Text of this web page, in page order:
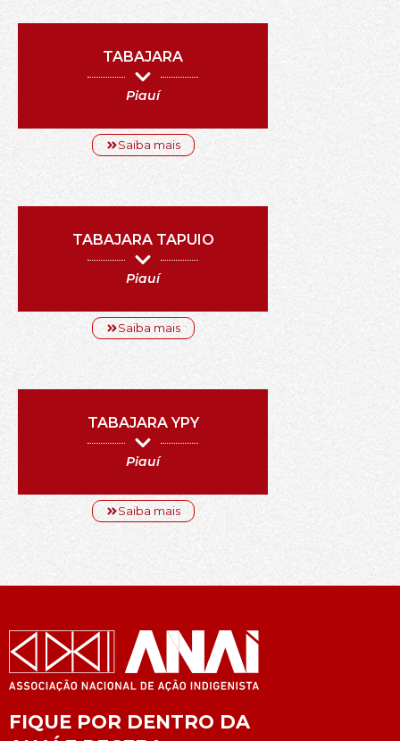
TABAJARA
Piauí
Saiba mais
TABAJARA TAPUIO
Piauí
Saiba mais
TABAJARA YPY
Piauí
Saiba mais
FIQUE POR DENTRO DA